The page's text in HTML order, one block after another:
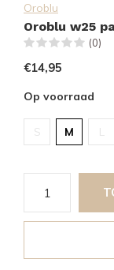
Oroblu
Oroblu w25
(0)
€14,95
Op voorraad
S M L